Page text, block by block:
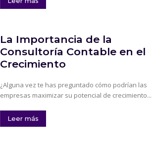
La Importancia de la
Consultoría Contable en el
Crecimiento
¿Alguna vez te has preguntado cómo podrían las
empresas maximizar su potencial de crecimiento...
Leer más